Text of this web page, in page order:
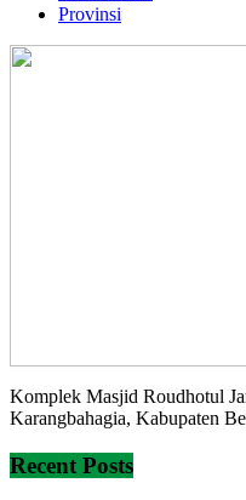
Provinsi
Komplek Masjid Roudhotul
Karangbahagia, Kabupaten
Recent Posts